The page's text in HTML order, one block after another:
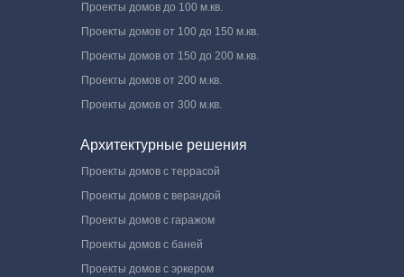
Проекты домов до 100 м.кв.
Проекты домов от 100 до 150 м.кв.
Проекты домов от 150 до 200 м.кв.
Проекты домов от 200 м.кв.
Проекты домов от 300 м.кв.
Архитектурные решения
Проекты домов с террасой
Проекты домов с верандой
Проекты домов с гаражом
Проекты домов с баней
Проекты домов с эркером